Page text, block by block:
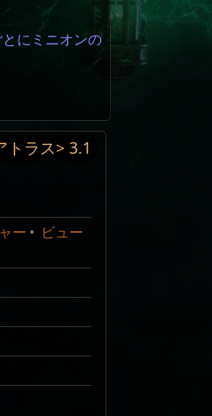
にミニオンの
1000
Trove drops
tree,
トラス> 3.1
ー
ビュー